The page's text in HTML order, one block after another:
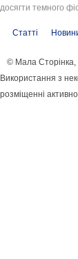
досягти темного
Статті
© Мала Сторінка,
Використання з
розміщенні